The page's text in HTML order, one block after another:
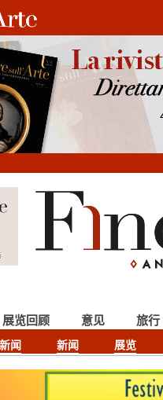
闻 新闻 展览
展览回顾 意见 旅行